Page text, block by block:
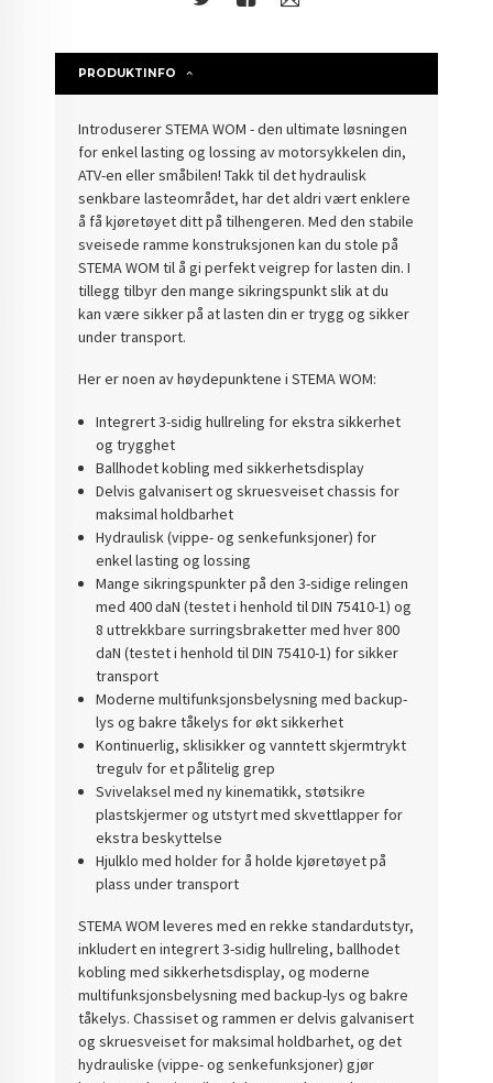
PRODUKTINFO
Introduserer STEMA WOM - den ultimate løsningen
for enkel lasting og lossing av motorsykkelen din,
ATV-en eller småbilen! Takk til det hydraulisk
senkbare lasteområdet, har det aldri vært enklere
å få kjøretøyet ditt på tilhengeren. Med den stabile
sveisede ramme konstruksjonen kan du stole på
STEMA WOM til å gi perfekt veigrep for lasten din. I
tillegg tilbyr den mange sikringspunkt slik at du
kan være sikker på at lasten din er trygg og sikker
under transport.
Her er noen av høydepunktene i STEMA WOM:
Integrert 3-sidig hullreling for ekstra sikkerhet
og trygghet
Ballhodet kobling med sikkerhetsdisplay
Delvis galvanisert og skruesveiset chassis for
maksimal holdbarhet
Hydraulisk (vippe- og senkefunksjoner) for
enkel lasting og lossing
Mange sikringspunkter på den 3-sidige relingen
med 400 daN (testet i henhold til DIN 75410-1) og
8 uttrekkbare surringsbraketter med hver 800
daN (testet i henhold til DIN 75410-1) for sikker
transport
Moderne multifunksjonsbelysning med backup-
lys og bakre tåkelys for økt sikkerhet
Kontinuerlig, sklisikker og vanntett skjermtrykt
tregulv for et pålitelig grep
Svivelaksel med ny kinematikk, støtsikre
plastskjermer og utstyrt med skvettlapper for
ekstra beskyttelse
Hjulklo med holder for å holde kjøretøyet på
plass under transport
STEMA WOM leveres med en rekke standardutstyr,
inkludert en integrert 3-sidig hullreling, ballhodet
kobling med sikkerhetsdisplay, og moderne
multifunksjonsbelysning med backup-lys og bakre
tåkelys. Chassiset og rammen er delvis galvanisert
og skruesveiset for maksimal holdbarhet, og det
hydrauliske (vippe- og senkefunksjoner) gjør